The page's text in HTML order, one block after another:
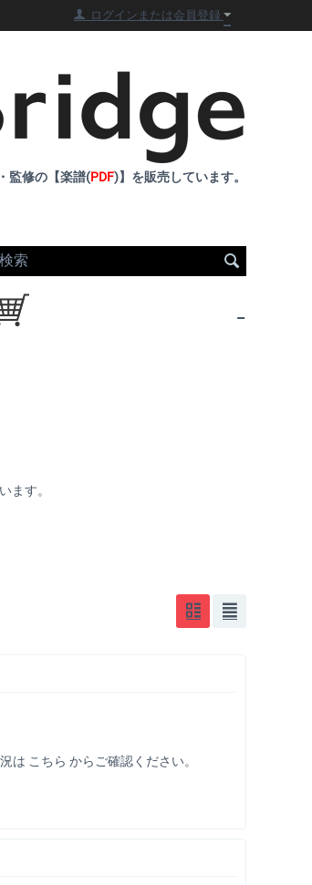
ログインまたは会員登録
監修の【楽譜(PDF)】を販売しています。
ます。
こちら からご確認ください。